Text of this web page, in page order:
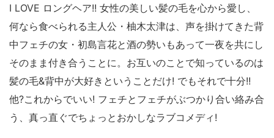
I LOVE ロングヘア!! 女性の美しい髪の毛を心から愛し、
何なら食べられる主人公・柚木太津は、声を掛けてきた背
中フェチの女・初島言花と酒の勢いもあって一夜を共にし
そのまま付き合うことに。お互いのことで知っているのは
髪の毛&背中が大好きということだけ! でもそれで十分!!
他?これからでいい! フェチとフェチがぶつかり合い絡み合
う、真っ直ぐでちょっとおかしなラブコメディ!